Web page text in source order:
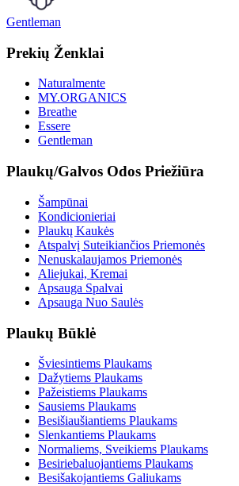
Gentleman
Prekių Ženklai
Naturalmente
MY.ORGANICS
Breathe
Essere
Gentleman
Plaukų/Galvos Odos Priežiūra
Šampūnai
Kondicionieriai
Plaukų Kaukės
Atspalvį Suteikiančios Priemonės
Nenuskalaujamos Priemonės
Aliejukai, Kremai
Apsauga Spalvai
Apsauga Nuo Saulės
Plaukų Būklė
Šviesintiems Plaukams
Dažytiems Plaukams
Pažeistiems Plaukams
Sausiems Plaukams
Besišiaušiantiems Plaukams
Slenkantiems Plaukams
Normaliems, Sveikiems Plaukams
Besiriebaluojantiems Plaukams
Besišakojantiems Galiukams